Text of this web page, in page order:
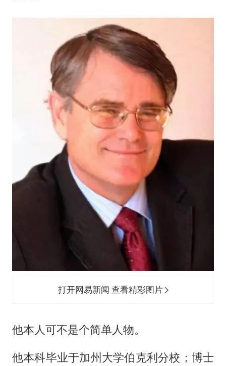
打开网易新闻 查看精彩图片
他本人可不是个简单人物。
他本科毕业于加州大学伯克利分校；博士